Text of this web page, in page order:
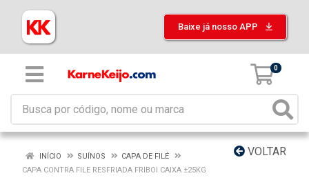
Baixe já nosso APP
0
VOLTAR
INÍCIO SUÍNOS
CAPA DE FILÉ
CAPA CONTRA FILE RESFRIADA FRIBOI CAIXA ±25KG